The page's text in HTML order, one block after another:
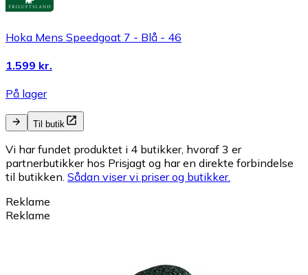
Hoka Mens Speedgoat 7 - Blå - 46
1.599 kr.
På lager
Til butik
Vi har fundet produktet i 4 butikker, hvoraf 3 er
partnerbutikker hos Prisjagt og har en direkte forbindelse
til butikken. Sådan viser vi priser og butikker.
Reklame
Reklame